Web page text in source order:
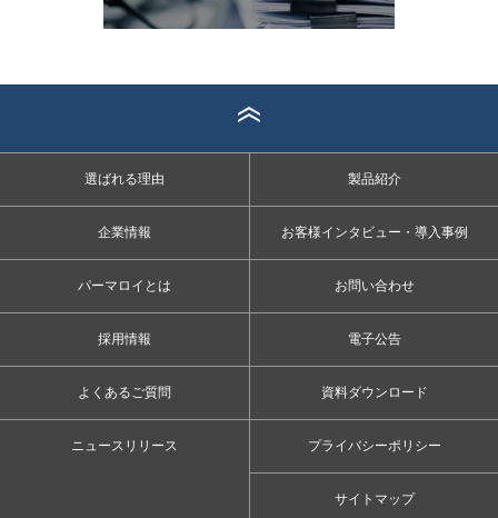
選ばれる理由 製品紹介
企業情報 お客様インタビュー・導入事例
パーマロイとは
採用情報
よくあるご質問
ニュースリリース
お問い合わせ
電子公告
資料ダウンロード
プライバシーポリシー
サイトマップ